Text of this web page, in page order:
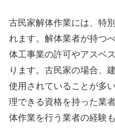
古民家解体作業には、特
れます。解体業者が持つ
体工事業の許可やアスベ
ります。古民家の場合、
使用されていることが多
理できる資格を持った業
体作業を行う業者の経験